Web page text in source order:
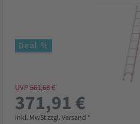
Deal %
UVP561,68 €
371,91 €
inkl. MwSt zzgl. Versand *